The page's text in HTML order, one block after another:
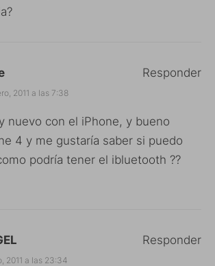
2011 a las 7:38
nuevo con el iPhone, y bueno
4 y me gustaría saber si puedo
podría tener el ibluetooth ??
Responder
2011 a las 23:34
Responder